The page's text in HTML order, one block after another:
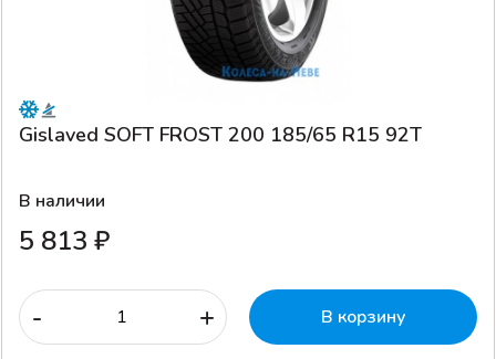
Gislaved SOFT FROST 200 185/65 R15 92T
В наличии
5 813 ₽
- + В корзину